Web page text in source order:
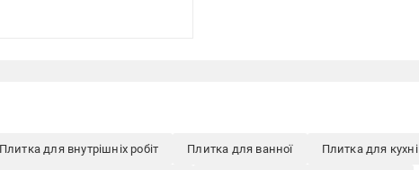
Плитка для внутрішніх робіт Плитка для ванної Плитка для кухні